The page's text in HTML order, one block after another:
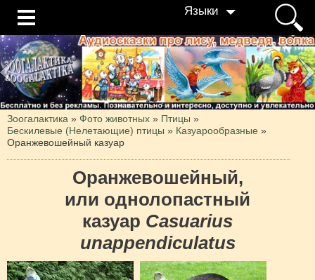
Языки
Зоогалактика » Фото животных » Птицы »
Бескилевые (Нелетающие) птицы » Казуарообразные »
Оранжевошейный казуар
Оранжевошейный,
или однолопастный
казуар Casuarius
unappendiculatus